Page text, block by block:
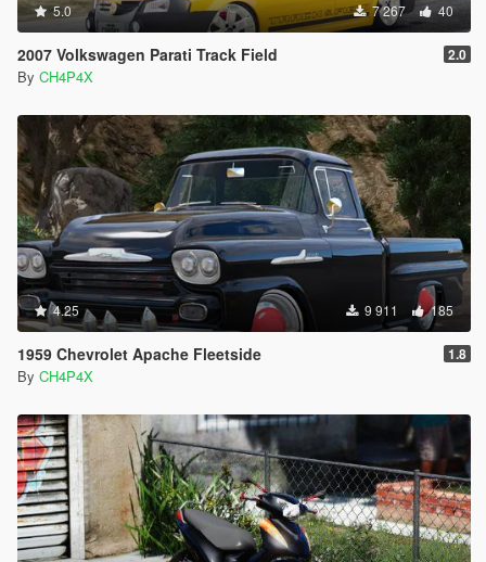
5.0 7 267 40
2007 Volkswagen Parati Track Field 2.0
By CH4P4X
4.25 9 911 185
1959 Chevrolet Apache Fleetside 1.8
By CH4P4X